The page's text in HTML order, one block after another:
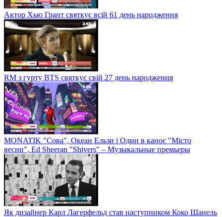
Актор Хью Грант святкує всій 61 день народження
RM з гурту BTS святкує свій 27 день народження
MONATIK "Сова", Океан Ельзи і Один в каноє "Місто
весни", Ed Sheeran "Shivers" – Музыкальные премьеры
Як дизайнер Карл Лагерфельд став наступником Коко Шанель